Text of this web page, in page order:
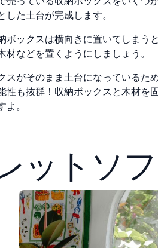
した土台が完成します。
ボックスは横向きに置いてしまう
材などを置くようにしましょう。
スがそのまま土台になっているた
性も抜群！収納ボックスと木材を
よ。
ットソ